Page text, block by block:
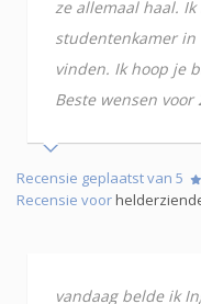
ze allemaal haal.
studentenkamer in
vinden. Ik hoop je
Beste wensen voor
Recensie geplaatst van 5
Recensie voor
vandaag belde ik